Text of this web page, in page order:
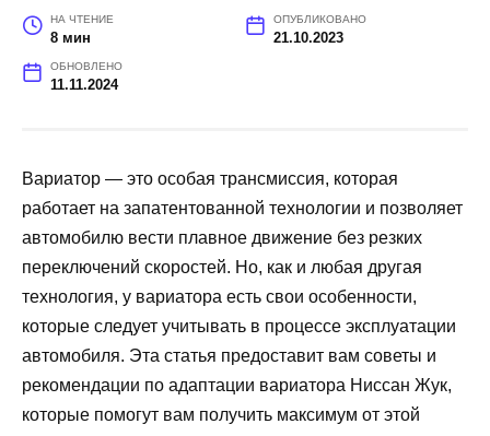
НА ЧТЕНИЕ
8 мин
ОПУБЛИКОВАНО
21.10.2023
ОБНОВЛЕНО
11.11.2024
Вариатор — это особая трансмиссия, которая
работает на запатентованной технологии и позволяет
автомобилю вести плавное движение без резких
переключений скоростей. Но, как и любая другая
технология, у вариатора есть свои особенности,
которые следует учитывать в процессе эксплуатации
автомобиля. Эта статья предоставит вам советы и
рекомендации по адаптации вариатора Ниссан Жук,
которые помогут вам получить максимум от этой